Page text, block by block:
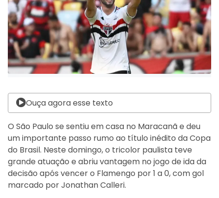
Ouça agora esse texto
O São Paulo se sentiu em casa no Maracanã e deu
um importante passo rumo ao título inédito da Copa
do Brasil. Neste domingo, o tricolor paulista teve
grande atuação e abriu vantagem no jogo de ida da
decisão após vencer o Flamengo por 1 a 0, com gol
marcado por Jonathan Calleri.